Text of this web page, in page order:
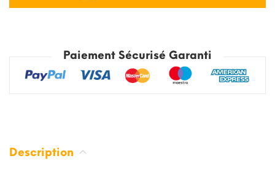
Paiement Sécurisé Garanti
Description